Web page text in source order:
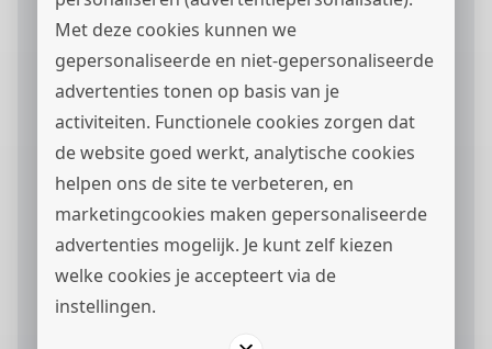
Met deze cookies kunnen we
gepersonaliseerde en niet-gepersonaliseerde
advertenties tonen op basis van je
activiteiten. Functionele cookies zorgen dat
de website goed werkt, analytische cookies
helpen ons de site te verbeteren, en
marketingcookies maken gepersonaliseerde
advertenties mogelijk. Je kunt zelf kiezen
welke cookies je accepteert via de
instellingen.
Motivatie